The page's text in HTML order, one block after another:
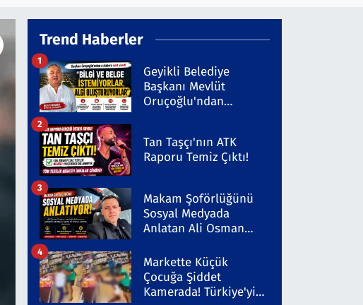
Trend Haberler
Geyikli Belediye
Başkanı Mevlüt
Oruçoğlu'ndan
1
Tan Taşçı'nın ATK
Raporu Temiz Çıktı!
2
Makam Şoförlüğünü
Sosyal Medyada
Anlatan Ali Osman
3
Markette Küçük
Çocuğa Şiddet
Kamerada! Türkiye'yi
4